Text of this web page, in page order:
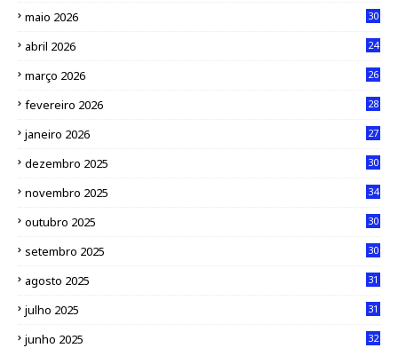
maio 2026 30
abril 2026 24
março 2026 26
fevereiro 2026 28
janeiro 2026 27
dezembro 2025 30
novembro 2025 34
outubro 2025 30
setembro 2025 30
agosto 2025 31
julho 2025 31
junho 2025 32